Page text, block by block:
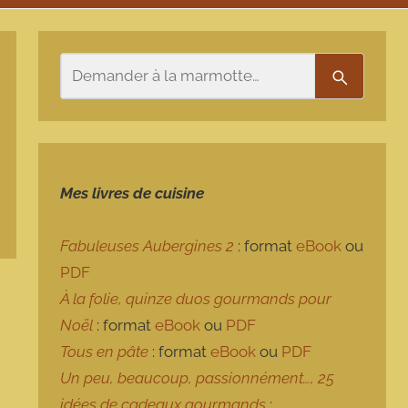
Mes livres de cuisine
Fabuleuses Aubergines 2 : formateBook ou
PDF
À la folie, quinze duos gourmands pour
Noël : formateBook ou PDF
Tous en pâte : formateBook ou PDF
Un peu, beaucoup, passionnément…, 25